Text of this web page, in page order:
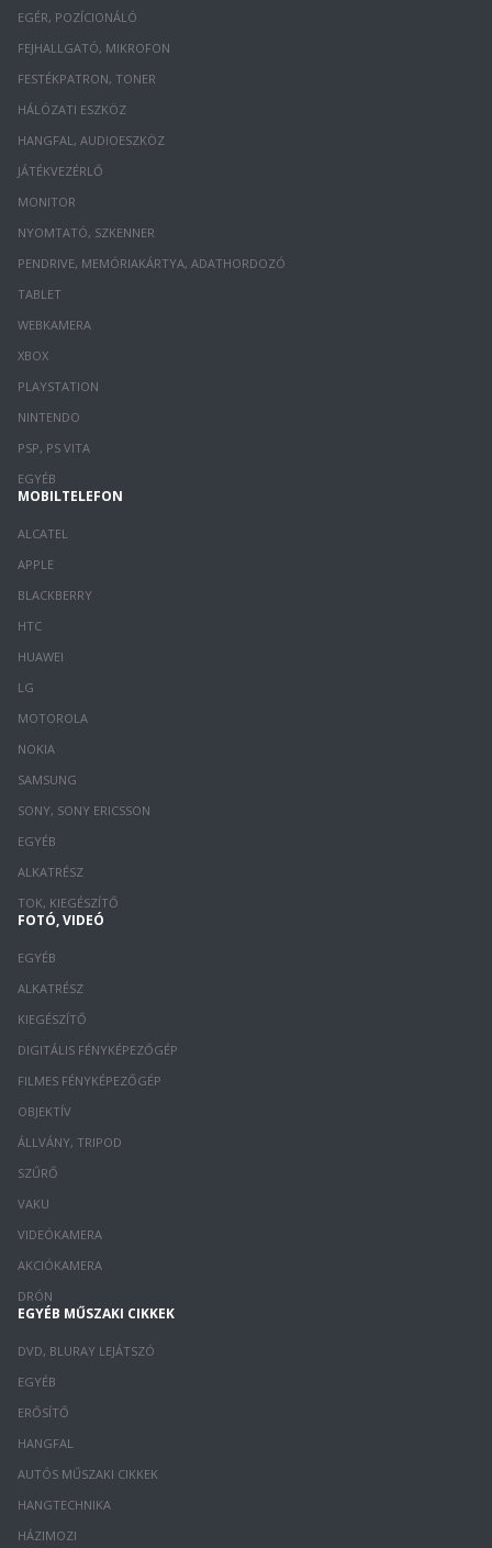
EGÉR, POZÍCIONÁLÓ
FEJHALLGATÓ, MIKROFON
FESTÉKPATRON, TONER
HÁLÓZATI ESZKÖZ
HANGFAL, AUDIOESZKÖZ
JÁTÉKVEZÉRLŐ
MONITOR
NYOMTATÓ, SZKENNER
PENDRIVE, MEMÓRIAKÁRTYA, ADATHORDOZÓ
TABLET
WEBKAMERA
XBOX
PLAYSTATION
NINTENDO
PSP, PS VITA
EGYÉB
MOBILTELEFON
ALCATEL
APPLE
BLACKBERRY
HTC
HUAWEI
LG
MOTOROLA
NOKIA
SAMSUNG
SONY, SONY ERICSSON
EGYÉB
ALKATRÉSZ
TOK, KIEGÉSZÍTŐ
FOTÓ, VIDEÓ
EGYÉB
ALKATRÉSZ
KIEGÉSZÍTŐ
DIGITÁLIS FÉNYKÉPEZŐGÉP
FILMES FÉNYKÉPEZŐGÉP
OBJEKTÍV
ÁLLVÁNY, TRIPOD
SZŰRŐ
VAKU
VIDEÓKAMERA
AKCIÓKAMERA
DRÓN
EGYÉB MŰSZAKI CIKKEK
DVD, BLURAY LEJÁTSZÓ
EGYÉB
ERŐSÍTŐ
HANGFAL
AUTÓS MŰSZAKI CIKKEK
HANGTECHNIKA
HÁZIMOZI